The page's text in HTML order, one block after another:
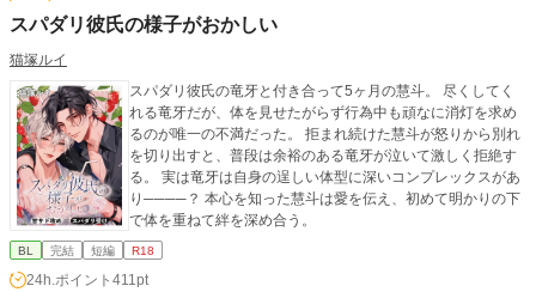
スパダリ彼氏の様子がおかしい
猫塚ルイ
スパダリ彼氏の竜牙と付き合って5ヶ月の慧斗。 尽くしてく
れる竜牙だが、体を見せたがらず行為中も頑なに消灯を求め
るのが唯一の不満だった。 拒まれ続けた慧斗が怒りから別れ
を切り出すと、普段は余裕のある竜牙が泣いて激しく拒絶す
る。 実は竜牙は自身の逞しい体型に深いコンプレックスがあ
り────？ 本心を知った慧斗は愛を伝え、初めて明かりの下
で体を重ねて絆を深め合う。
BL 完結 短編 R18
24h.ポイント 411pt